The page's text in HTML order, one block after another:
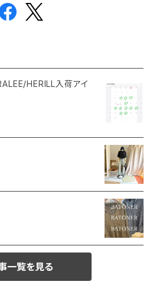
HERILL入荷アイ
一覧を見る